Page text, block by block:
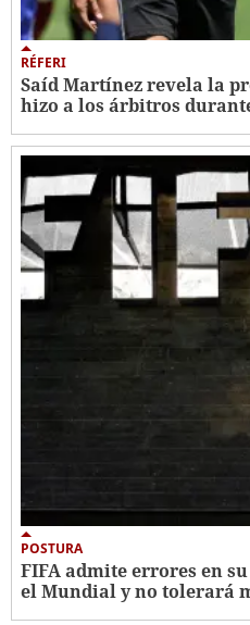
RÉFERI
Saíd Martínez revela la
hizo a los árbitros
POSTURA
FIFA admite errores en
el Mundial y no tolerará